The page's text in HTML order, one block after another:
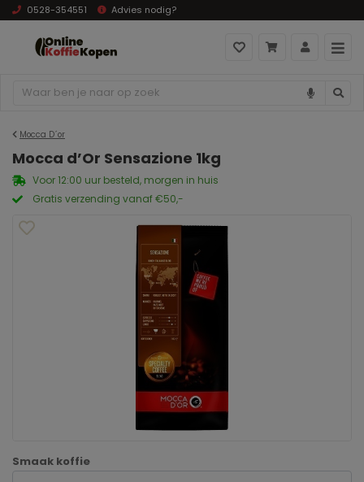
0528-354551 Advies nodig?
Mocca D´or
Mocca d’Or Sensazione 1kg
Smaak koffie
Voor 12:00 uur besteld, morgen in huis
Gratis verzending vanaf €50,-